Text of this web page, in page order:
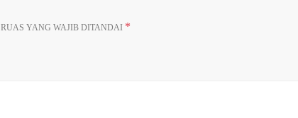
RUAS YANG WAJIB DITANDAI *